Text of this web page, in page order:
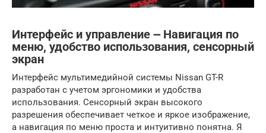
Интерфейс и управление ౼ Навигация по
меню, удобство использования, сенсорный
экран
Интерфейс мультимедийной системы Nissan GT-R
разработан с учетом эргономики и удобства
использования. Сенсорный экран высокого
разрешения обеспечивает четкое и яркое изображение,
а навигация по меню проста и интуитивно понятна. Я